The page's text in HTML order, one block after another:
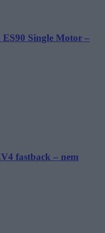
Single Motor –
fastback – nem